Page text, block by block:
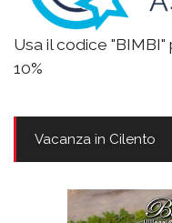
Usa il codice
10%
Vacanza in Cilento